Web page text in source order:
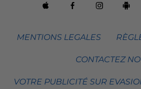
MENTIONS LEGALES
CONTACTEZ
VOTRE PUBLICITÉ SUR